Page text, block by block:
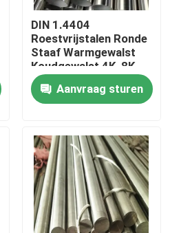
DIN 1.4404
Roestvrijstalen Ronde
Staaf Warmgewalst
Koudgewalst 4K, 8K
Oppervlak Voor
Scheepsbouw
Aanvraag sturen